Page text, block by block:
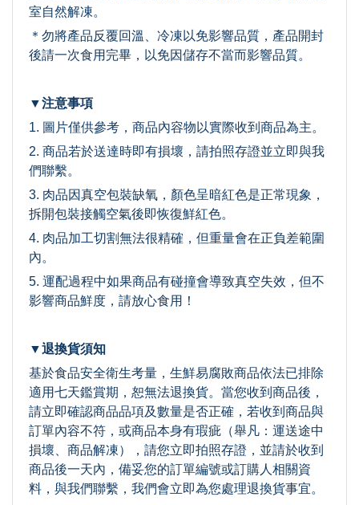
室自然解凍。
＊勿將產品反覆回溫、冷凍以免影響品質，產品開封
後請一次食用完畢，以免因儲存不當而影響品質。
▼注意事項
1. 圖片僅供參考，商品內容物以實際收到商品為主。
2. 商品若於送達時即有損壞，請拍照存證並立即與我
們聯繫。
3. 肉品因真空包裝缺氧，顏色呈暗紅色是正常現象，
拆開包裝接觸空氣後即恢復鮮紅色。
4. 肉品加工切割無法很精確，但重量會在正負差範圍
內。
5. 運配過程中如果商品有碰撞會導致真空失效，但不
影響商品鮮度，請放心食用！
▼退換貨須知
基於食品安全衛生考量，生鮮易腐敗商品依法已排除
適用七天鑑賞期，恕無法退換貨。當您收到商品後，
請立即確認商品品項及數量是否正確，若收到商品與
訂單內容不符，或商品本身有瑕疵（舉凡：運送途中
損壞、商品解凍），請您立即拍照存證，並請於收到
商品後一天內，備妥您的訂單編號或訂購人相關資
料，與我們聯繫，我們會立即為您處理退換貨事宜。